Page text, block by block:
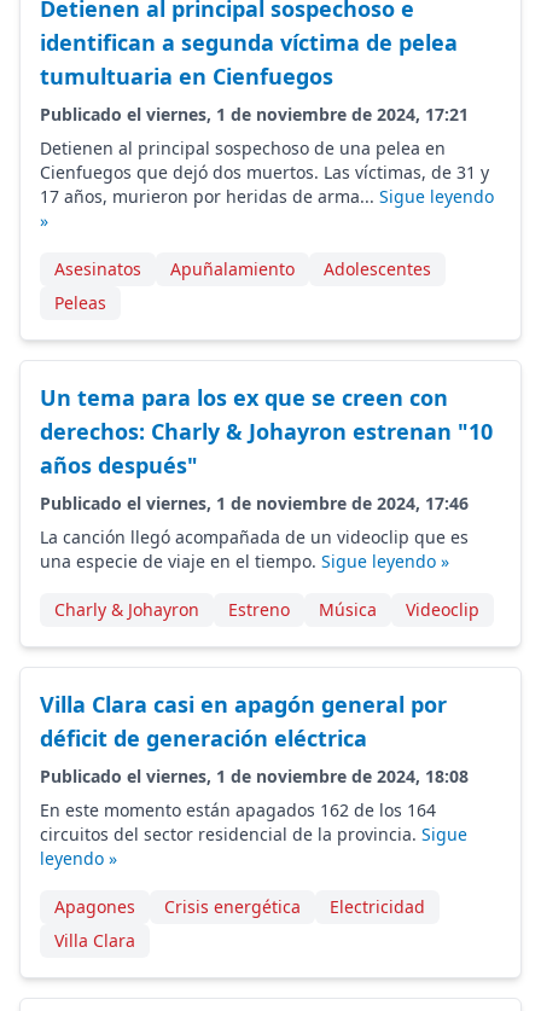
Detienen al principal sospechoso e
identifican a segunda víctima de pelea
tumultuaria en Cienfuegos
Publicado el viernes, 1 de noviembre de 2024, 17:21
Detienen al principal sospechoso de una pelea en
Cienfuegos que dejó dos muertos. Las víctimas, de 31 y
17 años, murieron por heridas de arma... Sigue leyendo
»
Asesinatos Apuñalamiento
Adolescentes
Peleas
Un tema para los ex que se creen con
derechos: Charly & Johayron estrenan "10
años después"
Publicado el viernes, 1 de noviembre de 2024, 17:46
La canción llegó acompañada de un videoclip que es
una especie de viaje en el tiempo. Sigue leyendo »
Charly & Johayron Estreno Música Videoclip
Villa Clara casi en apagón general por
déficit de generación eléctrica
Publicado el viernes, 1 de noviembre de 2024, 18:08
En este momento están apagados 162 de los 164
circuitos del sector residencial de la provincia. Sigue
leyendo »
Apagones Crisis energética
Electricidad
Villa Clara